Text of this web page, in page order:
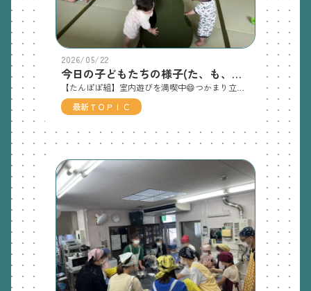
2026/05/22
今日の子どもたちの様子(た、も、さ) 5/22(金)
最新ＴＯＰＩＣ